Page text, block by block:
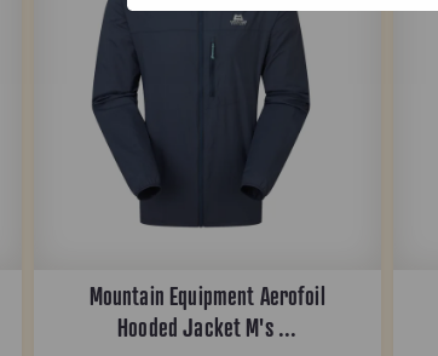
Mountain Equipment Aerofoil
Hooded Jacket M's ...